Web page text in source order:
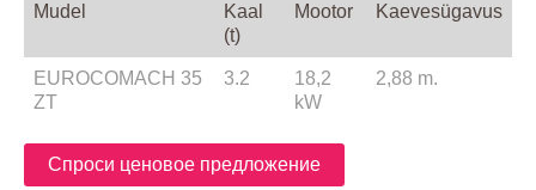
Mudel
Kaal
(t)
Mootor Kaevesügavus
EUROCOMACH 35
ZT
3.2
18,2
kW
2,88 m.
Спроси ценовое предложение